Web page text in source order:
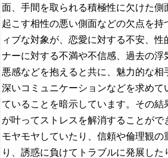
面、手間を取られる積極性に欠けた側
起こす相性の悪い側面などの欠点を持
ィブな対象が、恋愛に対する不安、性
ナーに対する不満や不信感、過去の浮
悪感などを抱えると共に、魅力的な相
深いコミュニケーションなどを求めて
ていることを暗示しています。その結
が叶ってストレスを解消することがで
モヤモヤしていたり、信頼や倫理観の
り、誘惑に負けてトラブルに発展し